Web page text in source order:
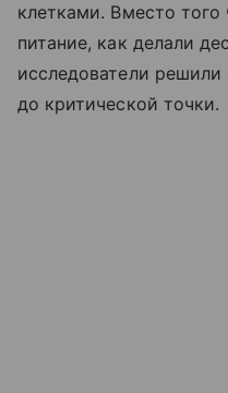
клетками. Вместо
питание, как делали
исследователи
до критической точки.